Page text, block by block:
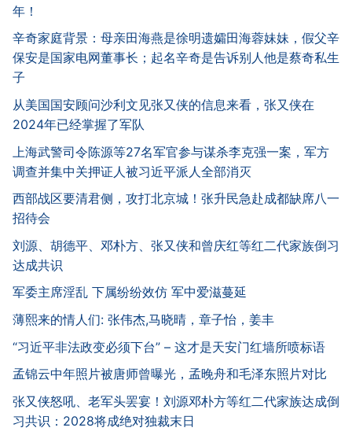
年！
辛奇家庭背景：母亲田海燕是徐明遗孀田海蓉妹妹，假父辛
保安是国家电网董事长；起名辛奇是告诉别人他是蔡奇私生
子
从美国国安顾问沙利文见张又侠的信息来看，张又侠在
2024年已经掌握了军队
上海武警司令陈源等27名军官参与谋杀李克强一案，军方
调查并集中关押证人被习近平派人全部消灭
西部战区要清君侧，攻打北京城！张升民急赴成都缺席八一
招待会
刘源、胡德平、邓朴方、张又侠和曾庆红等红二代家族倒习
达成共识
军委主席淫乱 下属纷纷效仿 军中爱滋蔓延
薄熙来的情人们: 张伟杰,马晓晴，章子怡，姜丰
“习近平非法政变必须下台” – 这才是天安门红墙所喷标语
孟锦云中年照片被唐师曾曝光，孟晚舟和毛泽东照片对比
张又侠怒吼、老军头罢宴！刘源邓朴方等红二代家族达成倒
习共识：2028将成绝对独裁末日